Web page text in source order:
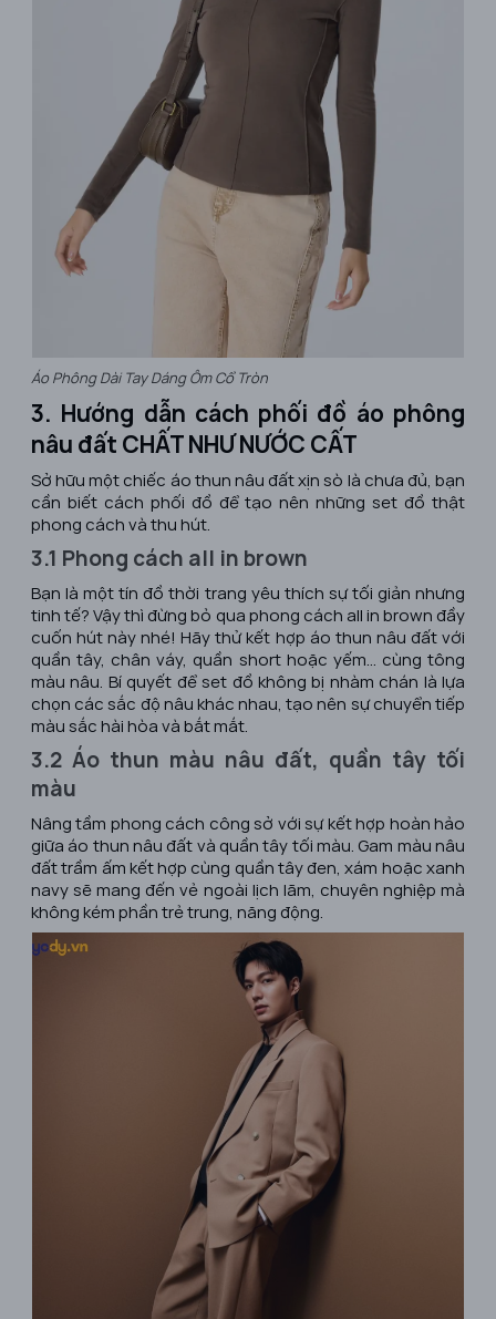
Áo Phông Dài Tay Dáng Ôm Cổ Tròn
3. Hướng dẫn cách phối đồ áo phông
nâu đất CHẤT NHƯ NƯỚC CẤT
Sở hữu một chiếc áo thun nâu đất xịn sò là chưa đủ, bạn
cần biết cách phối đồ để tạo nên những set đồ thật
phong cách và thu hút.
3.1 Phong cách all in brown
Bạn là một tín đồ thời trang yêu thích sự tối giản nhưng
tinh tế? Vậy thì đừng bỏ qua phong cách all in brown đầy
cuốn hút này nhé! Hãy thử kết hợp áo thun nâu đất với
quần tây, chân váy, quần short hoặc yếm... cùng tông
màu nâu. Bí quyết để set đồ không bị nhàm chán là lựa
chọn các sắc độ nâu khác nhau, tạo nên sự chuyển tiếp
màu sắc hài hòa và bắt mắt.
3.2 Áo thun màu nâu đất, quần tây tối
màu
Nâng tầm phong cách công sở với sự kết hợp hoàn hảo
giữa áo thun nâu đất và quần tây tối màu. Gam màu nâu
đất trầm ấm kết hợp cùng quần tây đen, xám hoặc xanh
navy sẽ mang đến vẻ ngoài lịch lãm, chuyên nghiệp mà
không kém phần trẻ trung, năng động.